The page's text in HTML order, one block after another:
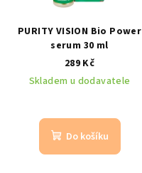
PURITY VISION Bio Power
serum 30 ml
289 Kč
Skladem u dodavatele
Do košíku